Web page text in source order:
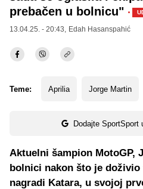
prebačen u bolnicu" ·
13.04.25. - 20:43, Edah Hasanspahić
Teme: Aprilia Jorge Martin
Dodajte SportSport
Aktuelni šampion MotoGP,
bolnici nakon što je doživio
nagradi Katara, u svojoj